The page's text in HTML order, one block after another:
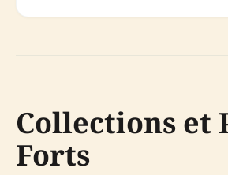
Collections et
Forts